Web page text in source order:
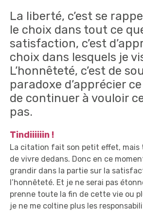
La liberté, c’est se
le choix dans tout ce
satisfaction, c’est
choix dans lesquels je
L’honnêteté, c’est de
paradoxe d’apprécier
de continuer à vouloir
pas.
Tindiiiiiin !
La citation fait son petit effet, mais
de vivre dedans. Donc en ce
grandir dans la partie sur la
l’honnêteté. Et je ne serai pas
prenne toute la fin de cette vie ou
je ne me coltine plus les